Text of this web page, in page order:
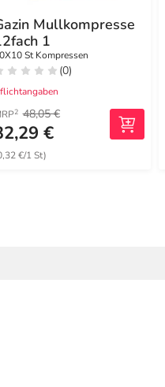
Mullkompresse
1
St Kompressen
(0)
2 48,05 €
€
€/1 St)